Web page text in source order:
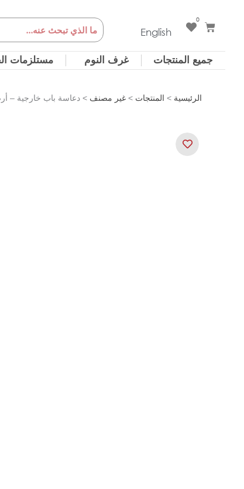
Search English
0
Cart
جميع المنتجات غرف النوم مستلزمات
الرئيسية > المنتجات > غير مصنف > دعاسة باب خارجية – أرضية